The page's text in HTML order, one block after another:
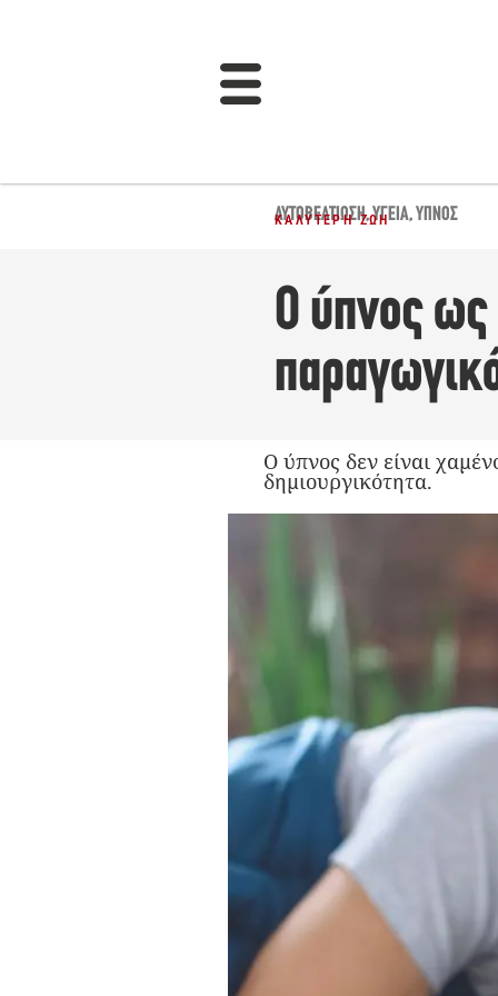
ΑΥΤΟΒΕΛΤΊΩΣΗ,ΥΓΕΊΑ,ΎΠΝΟΣ
ΚΑΛΎΤΕΡΗ ΖΩΉ
Ο ύπνος ως
O ύπνος δεν είναι
δημιουργικότητα.